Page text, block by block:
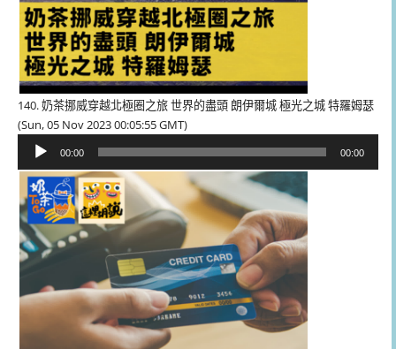
140. 奶茶挪威穿越北極圈之旅 世界的盡頭 朗伊爾城 極光之城 特羅姆瑟
(Sun, 05 Nov 2023 00:05:55 GMT)
播
放
器
00:00 00:00